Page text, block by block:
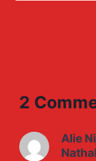
2
Alie